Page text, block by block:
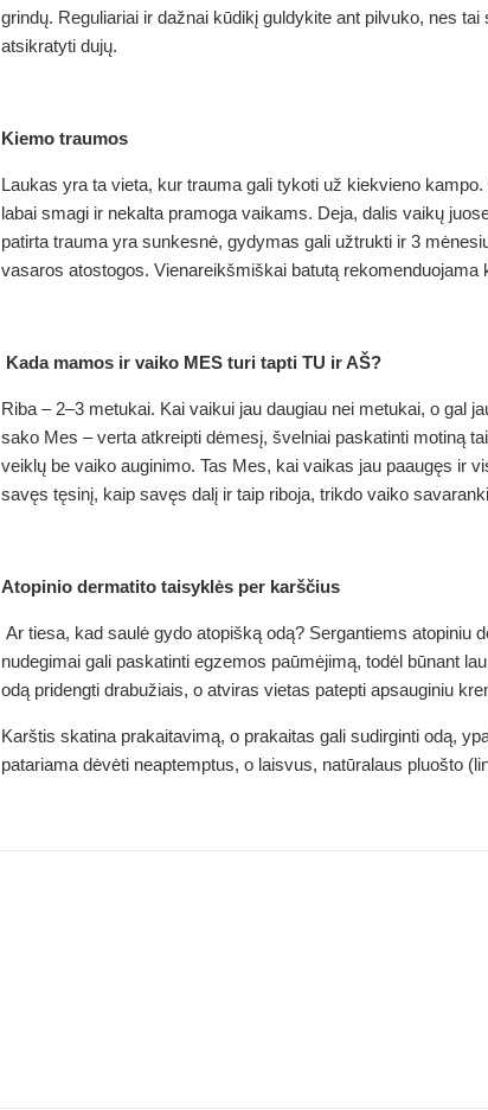
grindų. Reguliariai ir dažnai kūdikį guldykite ant pilvuko, nes
atsikratyti dujų.
Kiemo traumos
Laukas yra ta vieta, kur trauma gali tykoti už kiekvieno
labai smagi ir nekalta pramoga vaikams. Deja, dalis vaikų
patirta trauma yra sunkesnė, gydymas gali užtrukti ir 3
vasaros atostogos. Vienareikšmiškai batutą
Kada mamos ir vaiko MES turi tapti TU ir AŠ?
Riba – 2–3 metukai. Kai vaikui jau daugiau nei metukai, o gal
sako Mes – verta atkreipti dėmesį, švelniai paskatinti motiną
veiklų be vaiko auginimo. Tas Mes, kai vaikas jau paaugęs ir
savęs tęsinį, kaip savęs dalį ir taip riboja, trikdo vaiko
Atopinio dermatito taisyklės per karščius
Ar tiesa, kad saulė gydo atopišką odą? Sergantiems
nudegimai gali paskatinti egzemos paūmėjimą, todėl būnant
odą pridengti drabužiais, o atviras vietas patepti apsauginiu
Karštis skatina prakaitavimą, o prakaitas gali sudirginti odą,
patariama dėvėti neaptemptus, o laisvus, natūralaus pluošto